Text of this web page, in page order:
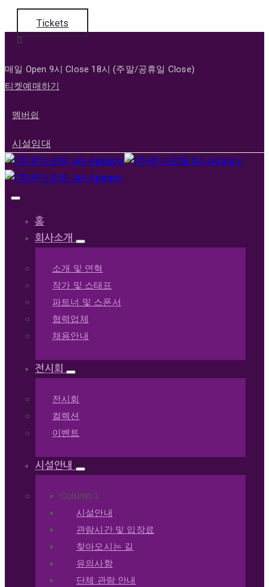
Tickets
매일 Open 9시 Close 18시 (주말/공휴일 Close)
티켓예매하기
멤버쉽
시설임대
홈
회사소개
소개 및 연혁
작가 및 스태프
파트너 및 스폰서
협력업체
채용안내
전시회
전시회
컬렉션
이벤트
시설안내
Column 1
시설안내
관람시간 및 입장료
찾아오시는 길
유의사항
단체 관람 안내